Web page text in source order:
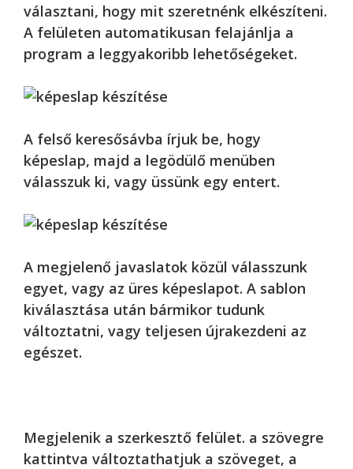
választani, hogy mit szeretnénk elkészíteni.
A felületen automatikusan felajánlja a
program a leggyakoribb lehetőségeket.
A felső keresősávba írjuk be, hogy
képeslap, majd a legödülő menüben
válasszuk ki, vagy üssünk egy entert.
A megjelenő javaslatok közül válasszunk
egyet, vagy az üres képeslapot. A sablon
kiválasztása után bármikor tudunk
változtatni, vagy teljesen újrakezdeni az
egészet.
Megjelenik a szerkesztő felület. a szövegre
kattintva változtathatjuk a szöveget, a